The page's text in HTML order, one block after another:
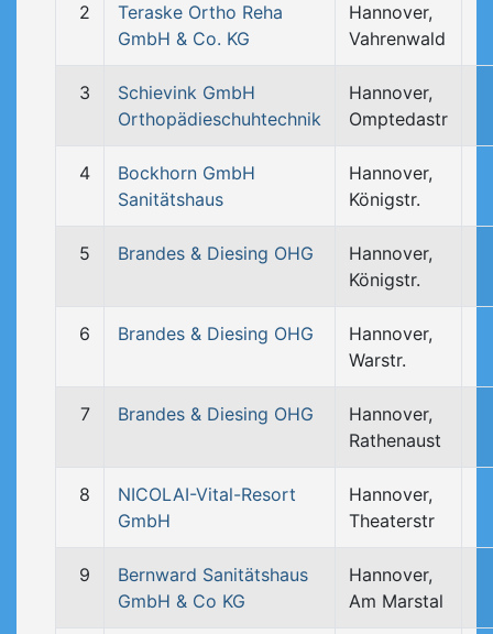
2
Teraske Ortho Reha
GmbH & Co. KG
Hannover,
Vahrenwald
3
Schievink GmbH
Orthopädieschuhtechnik
Hannover,
Omptedastr
4
Bockhorn GmbH
Sanitätshaus
Hannover,
Königstr.
5 Brandes & Diesing OHG
Hannover,
Königstr.
6 Brandes & Diesing OHG
Hannover,
Warstr.
7 Brandes & Diesing OHG
Hannover,
Rathenaust
8
NICOLAI-Vital-Resort
GmbH
Hannover,
Theaterstr
9
Bernward Sanitätshaus
GmbH & Co KG
Hannover,
Am Marstal